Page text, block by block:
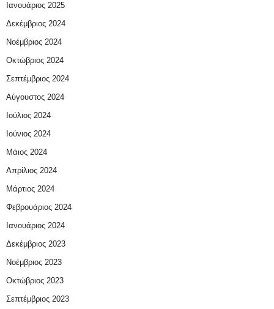
Ιανουάριος 2025
Δεκέμβριος 2024
Νοέμβριος 2024
Οκτώβριος 2024
Σεπτέμβριος 2024
Αύγουστος 2024
Ιούλιος 2024
Ιούνιος 2024
Μάιος 2024
Απρίλιος 2024
Μάρτιος 2024
Φεβρουάριος 2024
Ιανουάριος 2024
Δεκέμβριος 2023
Νοέμβριος 2023
Οκτώβριος 2023
Σεπτέμβριος 2023